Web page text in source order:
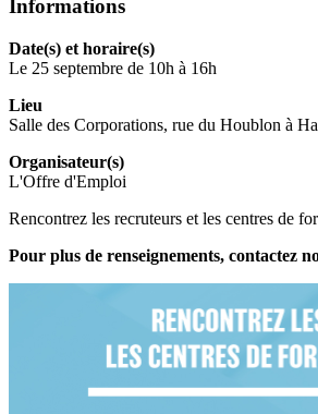
Informations
Date(s) et horaire(s)
Le 25 septembre de 10h à 16h
Lieu
Salle des Corporations, rue du Houblon à
Organisateur(s)
L'Offre d'Emploi
Rencontrez les recruteurs et les centres de
Pour plus de renseignements, contactez